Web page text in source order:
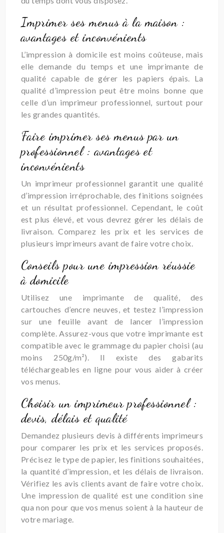
Imprimer ses menus à la maison :
avantages et inconvénients
L’impression à domicile est moins coûteuse, mais
elle demande du temps et une imprimante de
qualité capable de gérer les papiers épais. La
qualité d’impression peut être moins bonne que
celle d’un imprimeur professionnel, surtout pour
les grandes quantités.
Faire imprimer ses menus par un
professionnel : avantages et
inconvénients
Un imprimeur professionnel garantit une qualité
d’impression irréprochable, des finitions soignées
et un résultat professionnel. Cependant, le coût
est plus élevé, et vous devrez gérer les délais de
livraison. Comparez les prix et les services de
plusieurs imprimeurs avant de faire votre choix.
Conseils pour une impression réussie
à domicile
Utilisez une imprimante de qualité, des
cartouches d’encre neuves, et testez l’impression
sur une feuille avant de lancer l’impression
complète. Assurez-vous que votre imprimante est
compatible avec le grammage du papier choisi (au
moins 250g/m²). Il existe des gabarits
téléchargeables en ligne pour vous aider à créer
vos menus.
Choisir un imprimeur professionnel :
devis, délais et qualité
Demandez plusieurs devis à différents imprimeurs
pour comparer les prix et les services proposés.
Précisez le type de papier, les finitions souhaitées,
la quantité d’impression, et les délais de livraison.
Vérifiez les avis clients avant de faire votre choix.
Une impression de qualité est une condition sine
qua non pour que vos menus soient à la hauteur de
votre mariage.